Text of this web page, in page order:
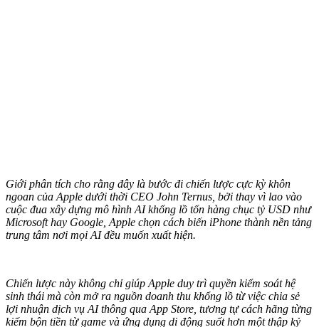
Giới phân tích cho rằng đây là bước đi chiến lược cực kỳ khôn
ngoan của Apple dưới thời CEO John Ternus, bởi thay vì lao vào
cuộc đua xây dựng mô hình AI khổng lồ tốn hàng chục tỷ USD như
Microsoft hay Google, Apple chọn cách biến iPhone thành nền tảng
trung tâm nơi mọi AI đều muốn xuất hiện.
Chiến lược này không chỉ giúp Apple duy trì quyền kiểm soát hệ
sinh thái mà còn mở ra nguồn doanh thu khổng lồ từ việc chia sẻ
lợi nhuận dịch vụ AI thông qua App Store, tương tự cách hãng từng
kiếm bộn tiền từ game và ứng dụng di động suốt hơn một thập kỷ